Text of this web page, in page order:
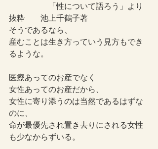
「性について語ろう」より
抜粋　　池上千鶴子著
そうであるなら、
産むことは生き方っていう見方もでき
るような。
医療あってのお産でなく
女性あってのお産だから、
女性に寄り添うのは当然であるはずな
のに、
命が最優先され置き去りにされる女性
も少なからずいる。